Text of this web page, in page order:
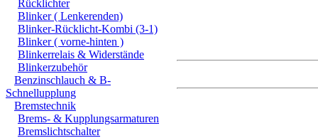
Rücklichter
Blinker ( Lenkerenden)
Blinker-Rücklicht-Kombi (3-1)
Blinker ( vorne-hinten )
Blinkerrelais & Widerstände
Blinkerzubehör
Benzinschlauch & B-
Schnellupplung
Bremstechnik
Brems- & Kupplungsarmaturen
Bremslichtschalter